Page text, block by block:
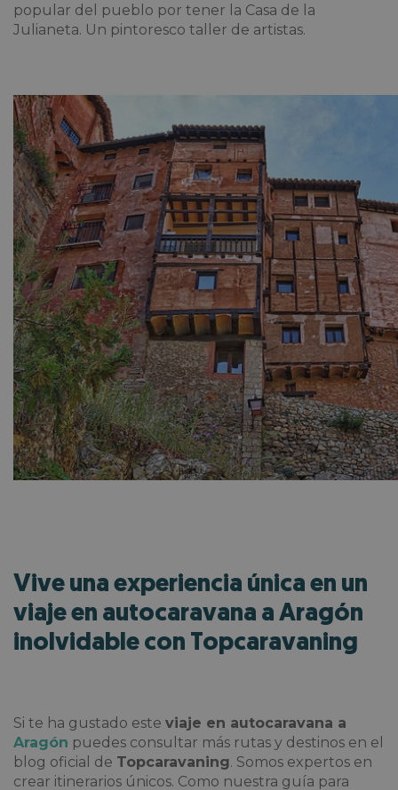
popular del pueblo por tener la Casa de la
Julianeta. Un pintoresco taller de artistas.
Vive una experiencia única en un
viaje en autocaravana a Aragón
inolvidable con Topcaravaning
Si te ha gustado este viaje en autocaravana a
Aragón puedes consultar más rutas y destinos en el
blog oficial de Topcaravaning. Somos expertos en
crear itinerarios únicos. Como nuestra guía para